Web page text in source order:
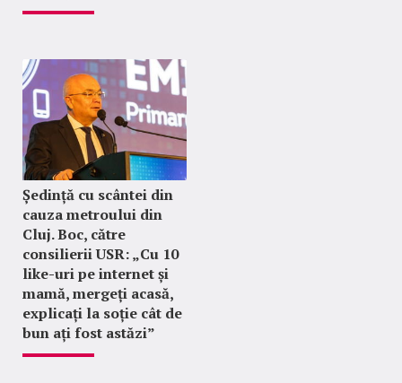
Ședință cu scântei din
cauza metroului din
Cluj. Boc, către
consilierii USR: „Cu 10
like-uri pe internet și
mamă, mergeți acasă,
explicați la soție cât de
bun ați fost astăzi”